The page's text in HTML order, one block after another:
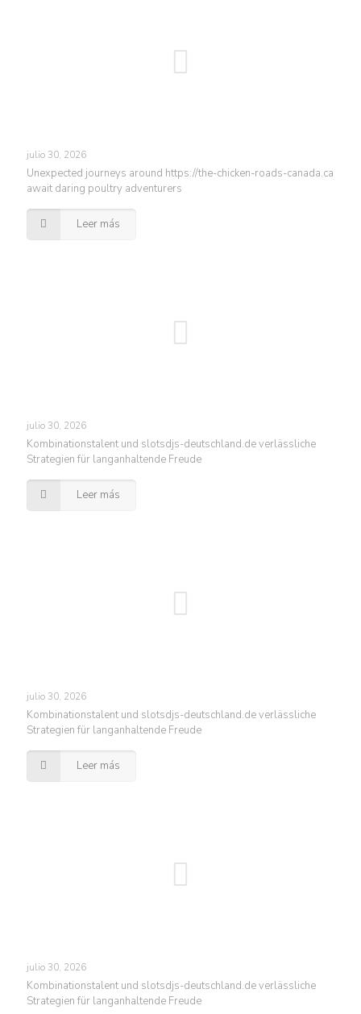
julio 30, 2026
Unexpected journeys around https://the-chicken-roads-canada.ca
await daring poultry adventurers
Leer más
julio 30, 2026
Kombinationstalent und slotsdjs-deutschland.de verlässliche
Strategien für langanhaltende Freude
Leer más
julio 30, 2026
Kombinationstalent und slotsdjs-deutschland.de verlässliche
Strategien für langanhaltende Freude
Leer más
julio 30, 2026
Kombinationstalent und slotsdjs-deutschland.de verlässliche
Strategien für langanhaltende Freude